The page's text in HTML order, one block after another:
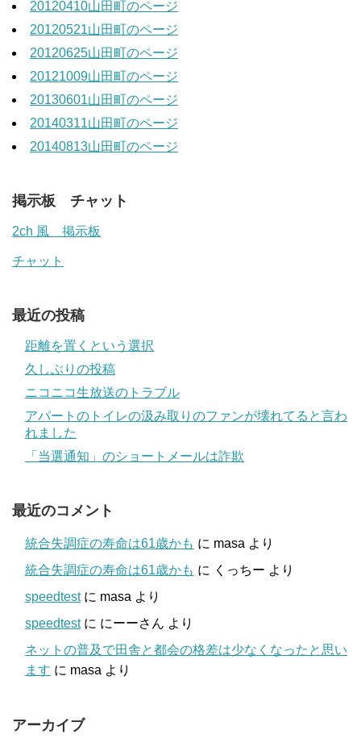
20120410山田町のページ
20120521山田町のページ
20120625山田町のページ
20121009山田町のページ
20130601山田町のページ
20140311山田町のページ
20140813山田町のページ
掲示板 チャット
2ch 風 掲示板
チャット
最近の投稿
距離を置くという選択
久しぶりの投稿
ニコニコ生放送のトラブル
アパートのトイレの汲み取りのファンが壊れてると言わ
れました
「当選通知」のショートメールは詐欺
最近のコメント
統合失調症の寿命は61歳かも に masa より
統合失調症の寿命は61歳かも に くっちー より
speedtestに masa より
speedtestに にーーさん より
ネットの普及で田舎と都会の格差は少なくなったと思い
ます に masa より
アーカイブ